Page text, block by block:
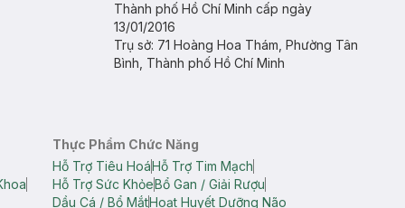
Thành phố Hồ Chí Minh cấp ngày
13/01/2016
Trụ sở: 71 Hoàng Hoa Thám, Phường Tân
Bình, Thành phố Hồ Chí Minh
Thực Phẩm Chức Năng
Hỗ Trợ Tiêu HoáHỗ Trợ Tim Mạch
Hỗ Trợ Sức KhỏeBổ Gan / Giải Rượu
Dầu Cá / Bổ MắtHoạt Huyết Dưỡng Não